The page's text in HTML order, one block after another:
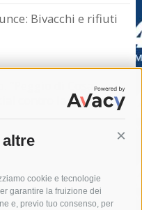
cookie e tecnologie
garantire la fruizione dei
e, previo tuo consenso, per
Bivacchi e rifiuti
contro la giunta.